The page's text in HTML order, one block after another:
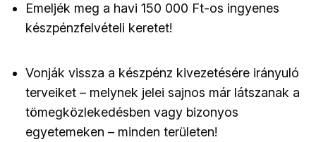
Emeljék meg a havi 150 000 Ft-os ingyenes
készpénzfelvételi keretet!
Vonják vissza a készpénz kivezetésére irányuló
terveiket – melynek jelei sajnos már látszanak a
tömegközlekedésben vagy bizonyos
egyetemeken – minden területen!